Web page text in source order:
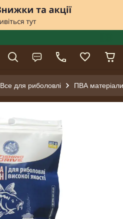
Все для риболовлі ПВА матеріали